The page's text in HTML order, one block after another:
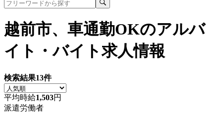
越前市、車通勤OKのアルバ
イト・バイト求人情報
検索結果13件
平均時給1,503円
派遣労働者